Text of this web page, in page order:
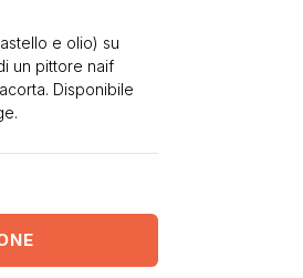
e olio) su
un pittore naif
Disponibile